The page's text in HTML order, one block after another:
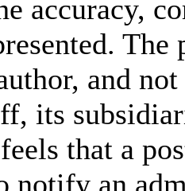
accuracy,
The
and
its
that a
notify an